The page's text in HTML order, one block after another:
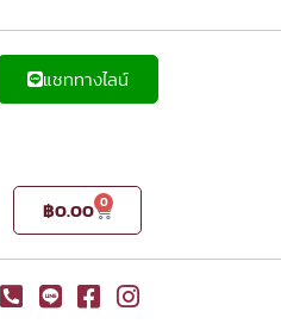
แชททางไลน์
฿0.00 0